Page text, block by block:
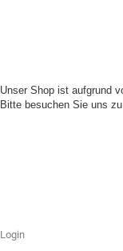
Unser Shop ist aufgrund
Bitte besuchen Sie uns
Login